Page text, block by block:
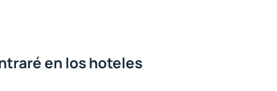
en los hoteles